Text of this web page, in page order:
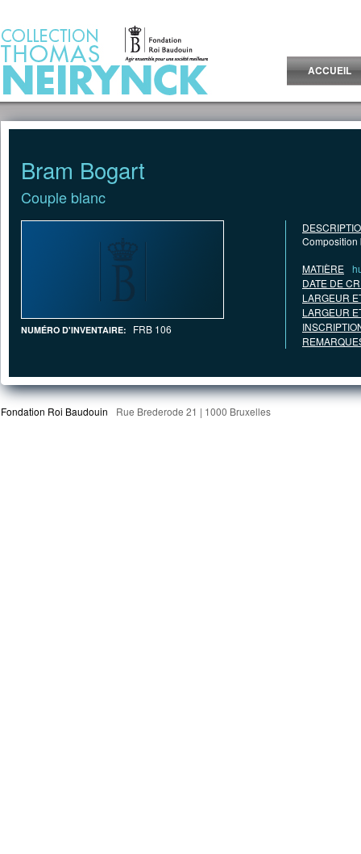
ACCUEIL
Bram Bogart
Couple blanc
NUMÉRO D'INVENTAIRE: FRB 106
Composition
MATIÈRE
DATE DE
LARGEUR
LARGEUR
Fondation Roi Baudouin Rue Brederode 21 | 1000 Bruxelles